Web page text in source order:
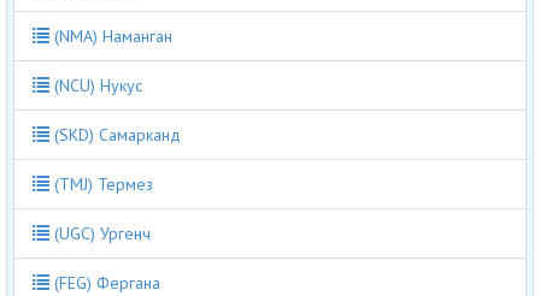
(NMA) Наманган
(NCU) Нукус
(SKD) Самарканд
(TMJ) Термез
(UGC) Ургенч
(FEG) Фергана